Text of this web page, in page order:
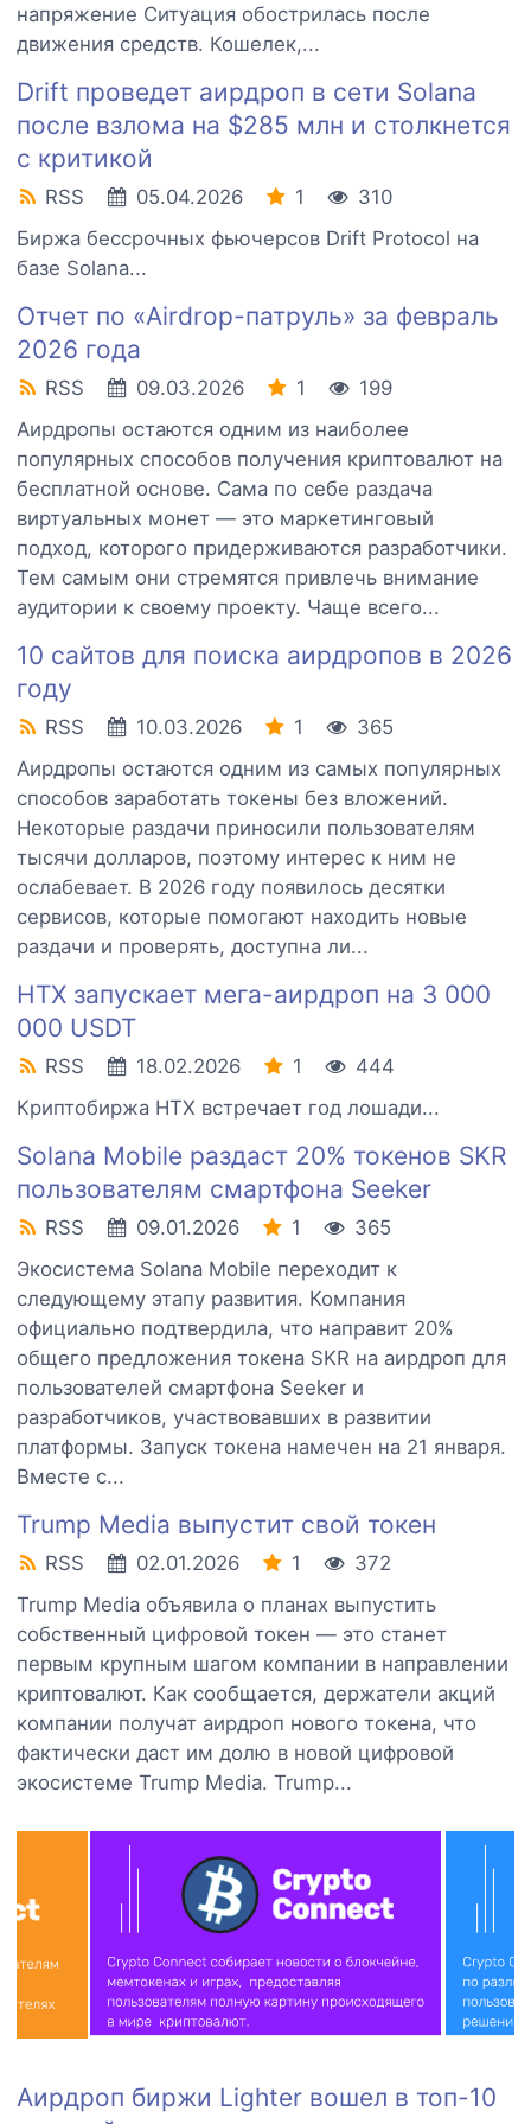
напряжение Ситуация обострилась после
движения средств. Кошелек,...
Drift проведет аирдроп в сети Solana
после взлома на $285 млн и столкнется
с критикой
RSS 05.04.2026 1
310
Биржа бессрочных фьючерсов Drift Protocol на
базе Solana...
Отчет по «Airdrop-патруль» за февраль
2026 года
RSS 09.03.2026 1
199
Аирдропы остаются одним из наиболее
популярных способов получения криптовалют на
бесплатной основе. Сама по себе раздача
виртуальных монет — это маркетинговый
подход, которого придерживаются разработчики.
Тем самым они стремятся привлечь внимание
аудитории к своему проекту. Чаще всего...
10 сайтов для поиска аирдропов в 2026
году
RSS 10.03.2026 1
365
Аирдропы остаются одним из самых популярных
способов заработать токены без вложений.
Некоторые раздачи приносили пользователям
тысячи долларов, поэтому интерес к ним не
ослабевает. В 2026 году появилось десятки
сервисов, которые помогают находить новые
раздачи и проверять, доступна ли...
HTX запускает мега-аирдроп на 3 000
000 USDT
RSS 18.02.2026 1
444
Криптобиржа HTX встречает год лошади...
Solana Mobile раздаст 20% токенов SKR
пользователям смартфона Seeker
RSS 09.01.2026 1
365
Экосистема Solana Mobile переходит к
следующему этапу развития. Компания
официально подтвердила, что направит 20%
общего предложения токена SKR на аирдроп для
пользователей смартфона Seeker и
разработчиков, участвовавших в развитии
платформы. Запуск токена намечен на 21 января.
Вместе с...
Trump Media выпустит свой токен
RSS 02.01.2026 1
372
Trump Media объявила о планах выпустить
собственный цифровой токен — это станет
первым крупным шагом компании в направлении
криптовалют. Как сообщается, держатели акций
компании получат аирдроп нового токена, что
фактически даст им долю в новой цифровой
экосистеме Trump Media. Trump...
Аирдроп биржи Lighter вошел в топ-10